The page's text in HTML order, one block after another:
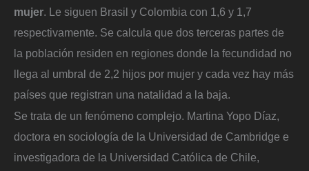
mujer. Le siguen Brasil y Colombia con 1,6 y 1,7
respectivamente. Se calcula que dos terceras partes de
la población residen en regiones donde la fecundidad no
llega al umbral de 2,2 hijos por mujer y cada vez hay más
países que registran una natalidad a la baja.
Se trata de un fenómeno complejo. Martina Yopo Díaz,
doctora en sociología de la Universidad de Cambridge e
investigadora de la Universidad Católica de Chile,